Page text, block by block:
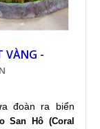
VÀNG -
đoàn ra biển
San Hô (Coral